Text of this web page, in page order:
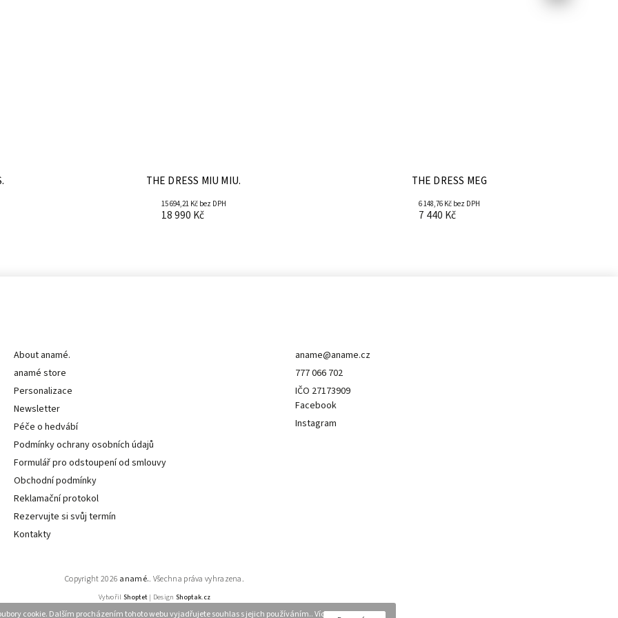
cookie. Dalším procházením tohoto webu vyjadřujete souhlas s jejich používáním.. Více
THE DRESS MIU MIU.
15 694,21 Kč bez DPH
18 990 Kč
THE DRESS MEG
6 148,76 Kč bez DPH
7 440 Kč
About anamé.
anamé store
Personalizace
Newsletter
Péče o hedvábí
Podmínky ochrany osobních údajů
Formulář pro odstoupení od smlouvy
Obchodní podmínky
Reklamační protokol
Rezervujte si svůj termín
Kontakty
aname@aname.cz
777 066 702
IČO 27173909
Facebook
Instagram
Copyright 2026 anamé.. Všechna práva vyhrazena.
Vytvořil Shoptet| Design Shoptak.cz